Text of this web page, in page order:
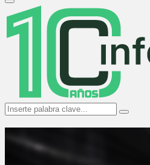
Primary
Menu
Search
for:
Search